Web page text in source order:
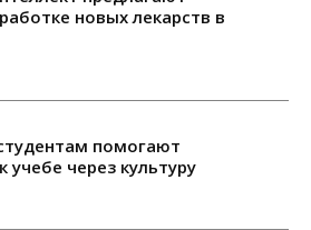
новых лекарств в
помогают
учебе через культуру